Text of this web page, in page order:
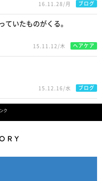
16.11.28/月 ブログ
ていたものがくる。
15.11.12/木 ヘアケア
15.12.16/水 ブログ
ク